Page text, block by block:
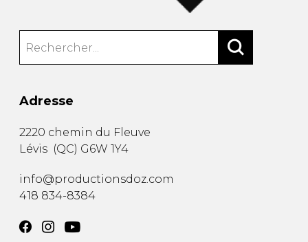
Adresse
2220 chemin du Fleuve
Lévis (QC) G6W 1Y4
info@productionsdoz.com
418 834-8384